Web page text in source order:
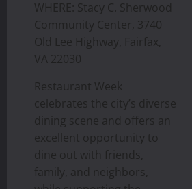
WHERE: Stacy C. Sherwood
Community Center, 3740
Old Lee Highway, Fairfax,
VA 22030
Restaurant Week
celebrates the city’s diverse
dining scene and offers an
excellent opportunity to
dine out with friends,
family, and neighbors,